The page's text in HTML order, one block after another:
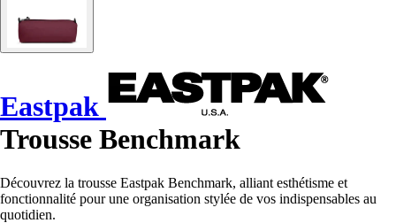
Eastpak
Trousse Benchmark
Découvrez la trousse Eastpak Benchmark, alliant esthétisme et
fonctionnalité pour une organisation stylée de vos indispensables au
quotidien.